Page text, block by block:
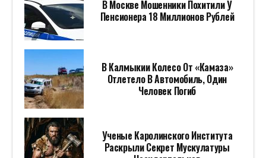
В Москве Мошенники Похитили У
Пенсионера 18 Миллионов Рублей
В Калмыкии Колесо От «Камаза»
Отлетело В Автомобиль, Один
Человек Погиб
Ученые Каролинского Института
Раскрыли Секрет Мускулатуры